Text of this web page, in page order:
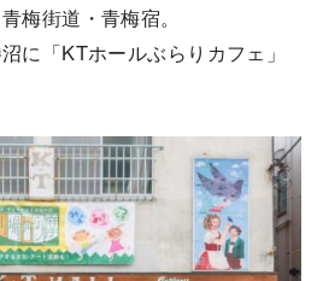
梅街道・青梅宿。
に「KTホールぶらりカフェ」